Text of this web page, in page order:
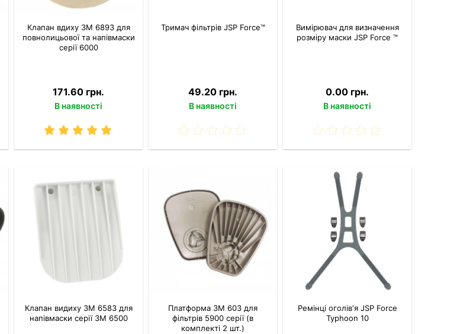
Клапан вдиху 3M 6893 для
повнолицьової та напівмаски
серії 6000
171.60 грн.
В наявності
Тримач фільтрів JSP Force™
49.20 грн.
В наявності
Вимірювач для визначення
розміру маски JSP Force ™
0.00 грн.
В наявності
Клапан видиху 3М 6583 для
напівмаски серії 3М 6500
Платформа 3M 603 для
фільтрів 5900 серії (в
комплекті 2 шт.)
Ремінці оголів'я JSP Force
Typhoon 10